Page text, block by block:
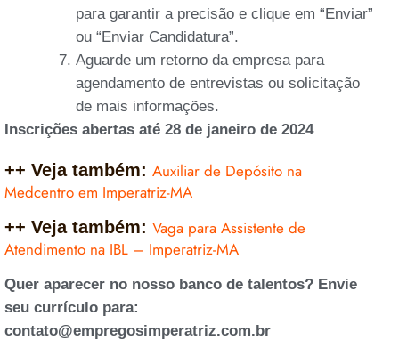
para garantir a precisão e clique em “Enviar”
ou “Enviar Candidatura”.
Aguarde um retorno da empresa para
agendamento de entrevistas ou solicitação
de mais informações.
Inscrições abertas até 28 de janeiro de 2024
++ Veja também: Auxiliar de Depósito na
Medcentro em Imperatriz-MA
++ Veja também: Vaga para Assistente de
Atendimento na IBL – Imperatriz-MA
Quer aparecer no nosso banco de talentos? Envie
seu currículo para:
contato@empregosimperatriz.com.br